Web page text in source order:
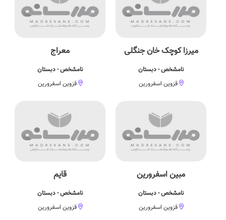
میرزا کوچک خان جنگلی
نامشخص - دبستان
قزوین اسفرورین
معراج
نامشخص - دبستان
قزوین اسفرورین
مبین اسفرورین
نامشخص - دبستان
قزوین اسفرورین
قایم
نامشخص - دبستان
قزوین اسفرورین